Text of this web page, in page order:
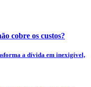
cobre os custos?
a dívida em inexigível,